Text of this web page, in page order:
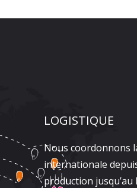
LOGISTIQUE
Nous coordonnons
internationale
production